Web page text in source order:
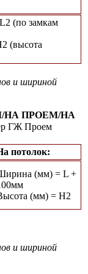
(по замкам
(высота
и шириной
НА ПРОЕМ/НА
потолок:
(мм) = L +
(мм) = Н2
и шириной